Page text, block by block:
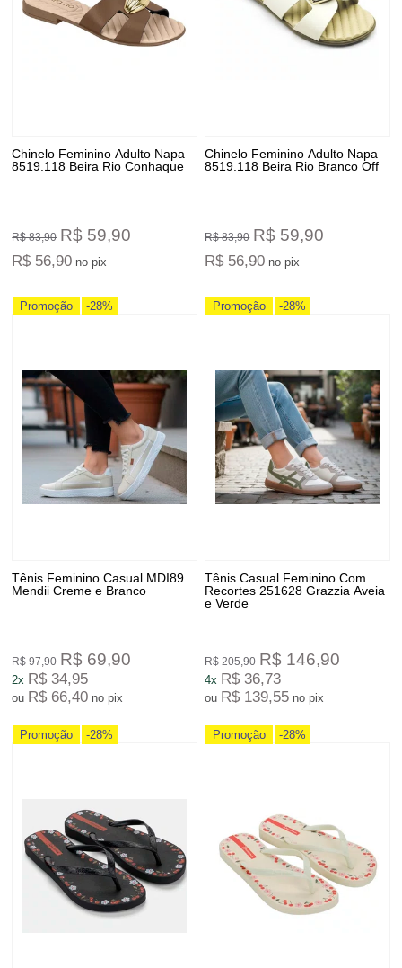
Chinelo Feminino Adulto Napa
8519.118 Beira Rio Conhaque
R$ 83,90 R$ 59,90
R$ 56,90 no pix
Chinelo Feminino Adulto Napa
8519.118 Beira Rio Branco Off
R$ 83,90 R$ 59,90
R$ 56,90 no pix
Promoção -28%
Tênis Feminino Casual MDI89
Mendii Creme e Branco
R$ 97,90 R$ 69,90
2x R$ 34,95
ou R$ 66,40 no pix
Promoção -28%
Tênis Casual Feminino Com
Recortes 251628 Grazzia Aveia
e Verde
R$ 205,90 R$ 146,90
4x R$ 36,73
ou R$ 139,55 no pix
Promoção -28% Promoção -28%